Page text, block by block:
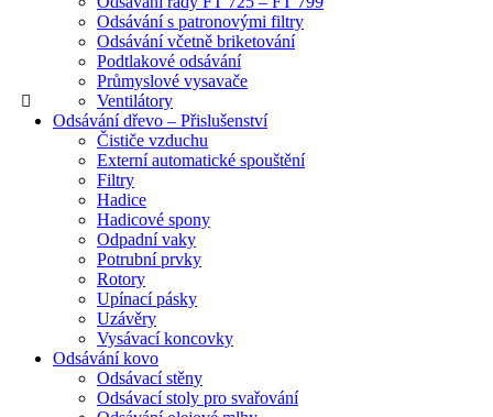
Odsávání s patronovými filtry
Odsávání včetně briketování
Podtlakové odsávání
Průmyslové vysavače
Ventilátory
Odsávání dřevo – Přislušenství
Čističe vzduchu
Externí automatické spouštění
Filtry
Hadice
Hadicové spony
Odpadní vaky
Potrubní prvky
Rotory
Upínací pásky
Uzávěry
Vysávací koncovky
Odsávání kovo
Odsávací stěny
Odsávací stoly pro svařování